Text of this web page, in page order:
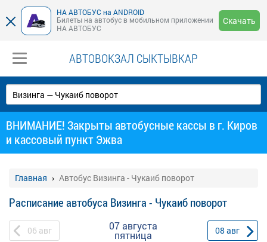
НА АВТОБУС на ANDROID
Билеты на автобус в мобильном приложении
НА АВТОБУС
Скачать
АВТОВОКЗАЛ СЫКТЫВКАР
ВНИМАНИЕ! Закрыты автобусные кассы в г. Киров
и кассовый пункт Эжва
Главная Автобус Визинга - Чукаиб поворот
Расписание автобуса Визинга - Чукаиб поворот
06 авг 07 августа
пятница 08 авг